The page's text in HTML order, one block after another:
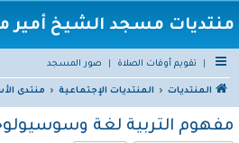
منتديات مسجد الشيخ أمير
تقويم أوقات الصلاة صور المسجد
المنتديات المنتديات الإجتماعية منتدى
مفهوم التربية لغة